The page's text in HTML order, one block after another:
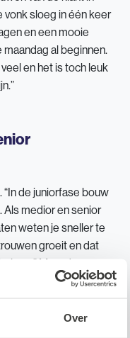
Over
vonk sloeg in één keer
en een mooie
al beginnen.
en het is toch leuk
de juniorfase bouw
Als medior en senior
weten je sneller te
groeit en dat
Maar de
anders: “Het vetste
haalt, mag je die
je ook nog eens